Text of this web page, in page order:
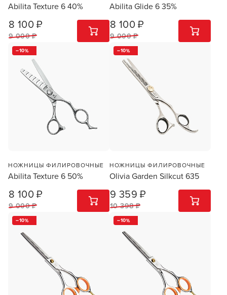
Abilita Texture 6 40%
8 100 ₽
9 000 ₽
1 ШТ
Abilita Glide 6 35%
8 100 ₽
9 000 ₽
1 ШТ
10
НОЖНИЦЫ ФИЛИРОВОЧНЫЕ
Abilita Texture 6 50%
8 100 ₽
9 000 ₽
1 ШТ
10
НОЖНИЦЫ ФИЛИРОВОЧНЫЕ
Olivia Garden Silkcut 635
9 359 ₽
10 398 ₽
1 ШТ
10 10